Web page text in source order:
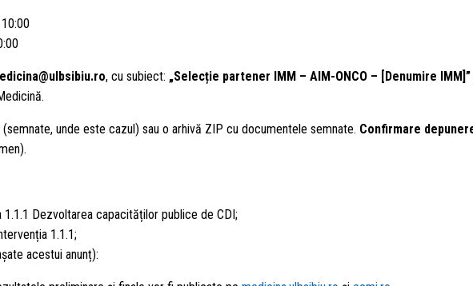
, cu subiect: „Selecție partener IMM – AIM-ONCO – [Denumire IMM]”
(semnate, unde este cazul) sau o arhivă ZIP cu documentele semnate. Confirmare
1.1.1 Dezvoltarea capacităților publice de CDI;
1.1.1;
acestui anunț):